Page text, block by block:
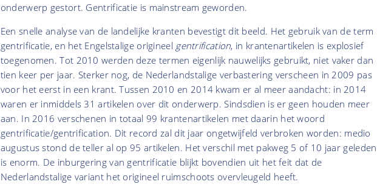
onderwerp gestort. Gentrificatie is mainstream geworden.
Een snelle analyse van de landelijke kranten bevestigt dit beeld. Het gebruik van de term
gentrificatie, en het Engelstalige origineel gentrification, in krantenartikelen is explosief
toegenomen. Tot 2010 werden deze termen eigenlijk nauwelijks gebruikt, niet vaker dan
tien keer per jaar. Sterker nog, de Nederlandstalige verbastering verscheen in 2009 pas
voor het eerst in een krant. Tussen 2010 en 2014 kwam er al meer aandacht: in 2014
waren er inmiddels 31 artikelen over dit onderwerp. Sindsdien is er geen houden meer
aan. In 2016 verschenen in totaal 99 krantenartikelen met daarin het woord
gentrificatie/gentrification. Dit record zal dit jaar ongetwijfeld verbroken worden: medio
augustus stond de teller al op 95 artikelen. Het verschil met pakweg 5 of 10 jaar geleden
is enorm. De inburgering van gentrificatie blijkt bovendien uit het feit dat de
Nederlandstalige variant het origineel ruimschoots overvleugeld heeft.